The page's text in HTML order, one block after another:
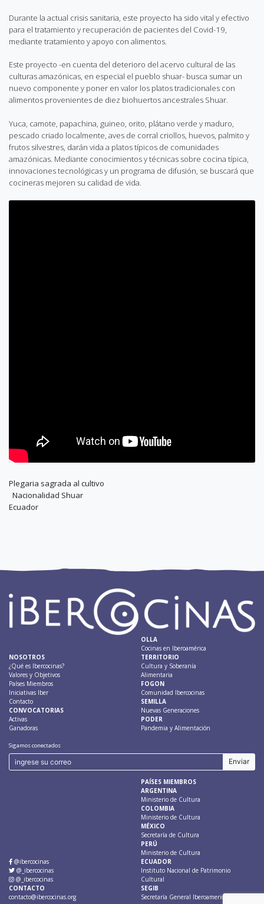
Durante la actual crisis sanitaria, este proyecto ha sido vital y efectivo
para el tratamiento y recuperación de pacientes del Covid-19,
mediante tratamiento y apoyo con alimentos.
Este proyecto -en cuenta del deterioro del acervo cultural de las
culturas amazónicas, en especial el pueblo shuar- busca sumar un
nuevo componente y poner en valor los platos tradicionales con
alimentos provenientes de diez biohuertos ancestrales Shuar.
Yuca, camote, papachina, guineo, orito, plátano verde y maduro,
pescado criado localmente, aves de corral criollos, huevos, palmito y
frutos silvestres, darán vida a platos típicos de comunidades
amazónicas. Mediante conocimientos y técnicas sobre cocina típica,
innovaciones tecnológicas y un programa de difusión, se buscará que
cocineras mejoren su calidad de vida.
Plegaria sagrada al cultivo
Nacionalidad Shuar
Ecuador
NOSOTROS
¿Qué es Ibercocinas?
Valores y Objetivos
Países Miembros
Iniciativas Iber
Contacto
CONVOCATORIAS
Activas
Ganadoras
OLLA
Cocinas en Iberoamérica
TERRITORIO
Cultura y Soberanía
Alimentaria
FOGON
Comunidad Ibercocinas
SEMILLA
Nuevas Generaciones
PODER
Pandemia y Alimentación
Sigamos conectados
@ibercocinas
@_ibercocinas
@_ibercocinas
CONTACTO
contacto@ibercocinas.org
PAÍSES MIEMBROS
ARGENTINA
Ministerio de Cultura
COLOMBIA
Ministerio de Cultura
MÉXICO
Secretaría de Cultura
PERÚ
Ministerio de Cultura
ECUADOR
Instituto Nacional de Patrimonio
Cultural
SEGIB
Secretaría General Iberoamericana